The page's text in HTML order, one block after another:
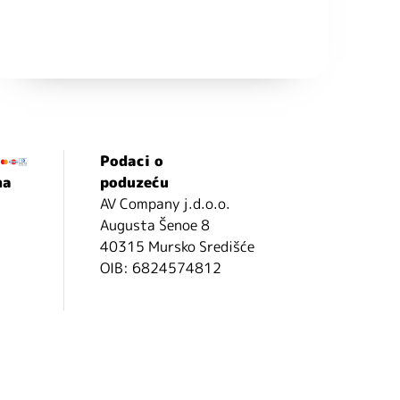
Podaci o
poduzeću
AV Company j.d.o.o.
Augusta Šenoe 8
40315 Mursko Središće
OIB: 6824574812